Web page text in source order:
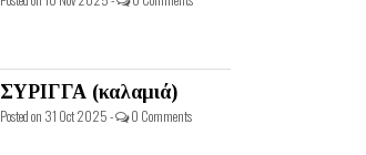
ΣΥΡΙΓΓΑ (καλαμιά)
Posted on 31 Oct 2025 - 0 Comments